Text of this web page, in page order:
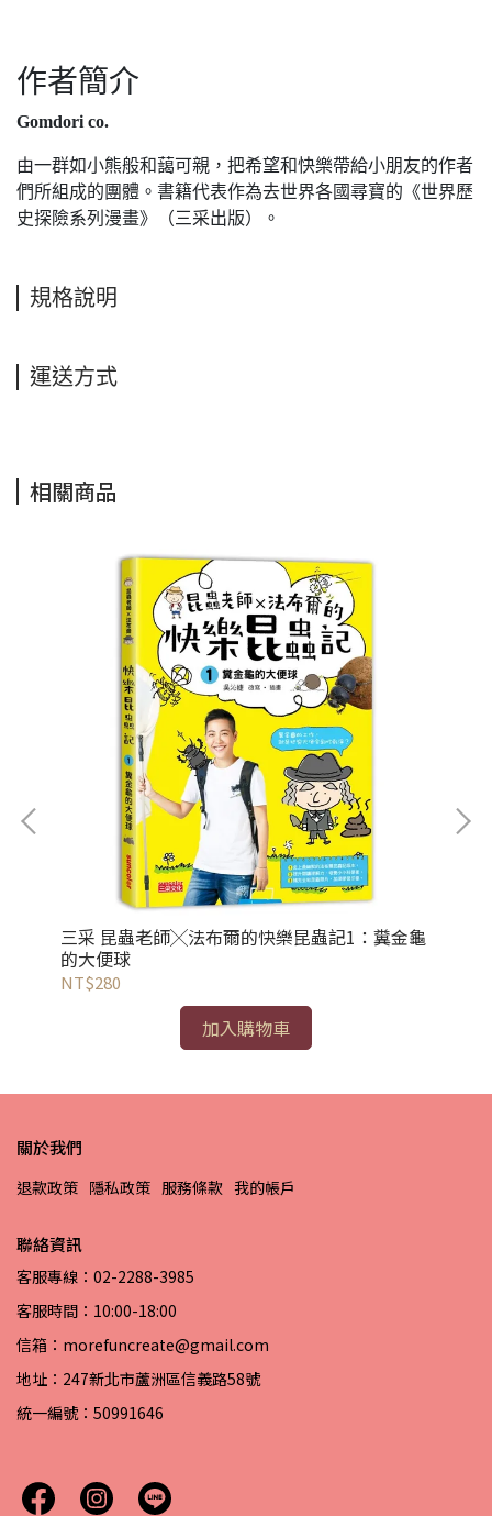
作者簡介
Gomdori co.
由一群如小熊般和藹可親，把希望和快樂帶給小朋友的作者
們所組成的團體。書籍代表作為去世界各國尋寶的《世界歷
史探險系列漫畫》（三采出版）。
規格說明
運送方式
相關商品
三采 昆蟲老師╳法布爾的快樂昆蟲記1：糞金龜
的大便球
NT$280
加入購物車
關於我們
退款政策 隱私政策 服務條款 我的帳戶
聯絡資訊
客服專線：02-2288-3985
客服時間：10:00-18:00
信箱：morefuncreate@gmail.com
地址：247新北市蘆洲區信義路58號
統一編號：50991646